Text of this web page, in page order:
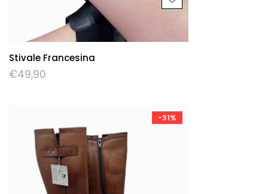
Stivale Francesina
€49,90
-31%